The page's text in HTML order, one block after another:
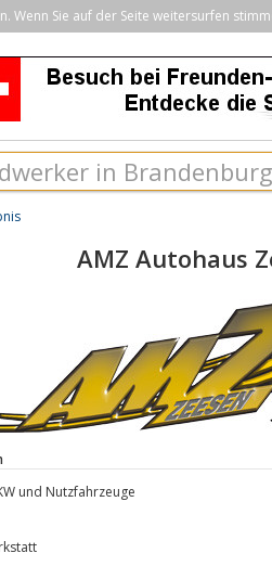
Sie auf der Seite weitersurfen
AMZ Autohaus
und Nutzfahrzeuge